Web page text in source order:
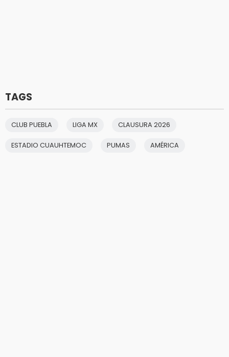
TAGS
CLUB PUEBLA LIGA MX CLAUSURA 2026
ESTADIO CUAUHTEMOC PUMAS AMÉRICA